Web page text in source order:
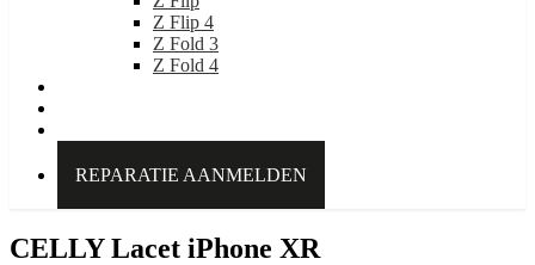
Z Flip 4
Z Fold 3
Z Fold 4
REPARATIE AANMELDEN
CELLY Lacet iPhone XR